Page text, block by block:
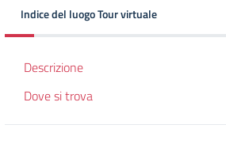
Indice del luogo Tour virtuale
Descrizione
Dove si trova